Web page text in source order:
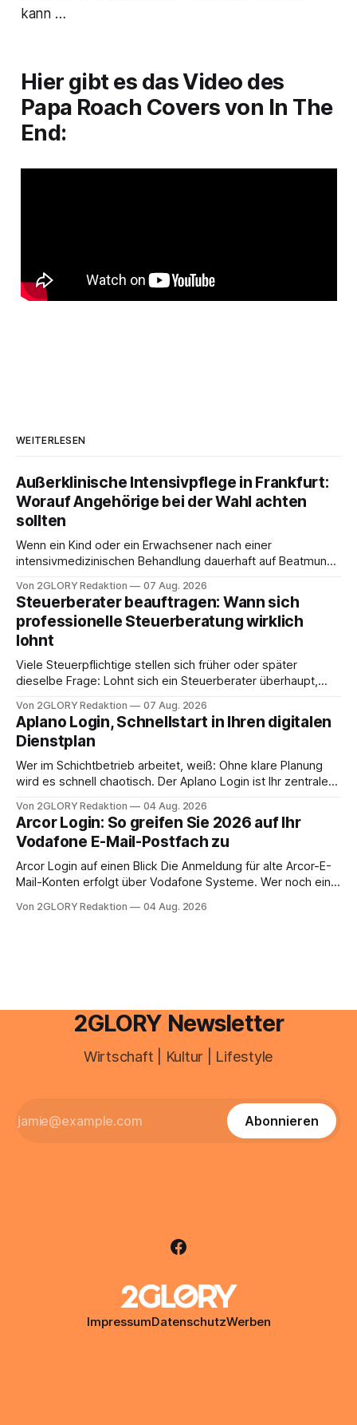
kann …
Hier gibt es das Video des
Papa Roach Covers von In The
End:
WEITERLESEN
Außerklinische Intensivpflege in Frankfurt:
Worauf Angehörige bei der Wahl achten
sollten
Wenn ein Kind oder ein Erwachsener nach einer
intensivmedizinischen Behandlung dauerhaft auf Beatmung
angewiesen ist, stellt sich für Familien eine schwierige
Frage: Muss die Versorgung dauerhaft in der Klinik bleiben –
oder ist ein Leben zu Hause möglich? Die außerklinische
Intensivpflege bietet genau diese Alternative: Sie
Von 2GLORY Redaktion 07 Aug. 2026
Steuerberater beauftragen: Wann sich
professionelle Steuerberatung wirklich
lohnt
Viele Steuerpflichtige stellen sich früher oder später
dieselbe Frage: Lohnt sich ein Steuerberater überhaupt,
erledigen? Die kurze Antwort: Bei einfachen
Einkommensverhältnissen reicht häufig eine Steuersoftware
aus – sobald jedoch mehrere Einkunftsarten
zusammentreffen oder größere finanzielle Veränderungen
anstehen, zahlt sich professionelle Unterstützung meist
Von 2GLORY Redaktion 07 Aug. 2026
Aplano Login, Schnellstart in Ihren digitalen
Dienstplan
Wer im Schichtbetrieb arbeitet, weiß: Ohne klare Planung
wird es schnell chaotisch. Der Aplano Login ist Ihr zentraler
abwesenheiten und die gesamte kommunikation rund um
Ihr personal digital zu organisieren. In diesem Leitfaden
erfahren Sie alles, was Sie für einen reibungslosen Einstieg
brauchen, von der Registrierung
Von 2GLORY Redaktion 04 Aug. 2026
Arcor Login: So greifen Sie 2026 auf Ihr
Vodafone E-Mail-Postfach zu
Arcor Login auf einen Blick Die Anmeldung für alte Arcor-E-
Mail-Konten erfolgt über Vodafone Systeme. Wer noch eine
besitzt, loggt sich heute über das Vodafone E-Mail & Cloud
Von 2GLORY Redaktion 04 Aug. 2026
2GLORY Newsletter
Wirtschaft | Kultur | Lifestyle
Abonnieren
ImpressumDatenschutzWerben